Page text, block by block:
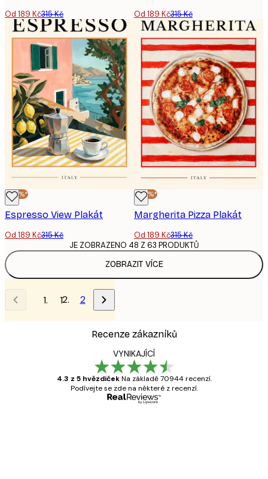
Od 189 Kč315 Kč Od 189 Kč315 Kč
-40%*
Espresso View Plakát
Od 189 Kč315 Kč
-40%*
Margherita Pizza Plakát
Od 189 Kč315 Kč
ZOBRAZIT VÍCE
JE ZOBRAZENO 48 Z 63 PRODUKTŮ
1 2
Recenze zákazníků
VYNIKAJÍCÍ
4.3 z 5 hvězdiček Na základě 70944 recenzí.
Podívejte se zde na některé z recenzí.